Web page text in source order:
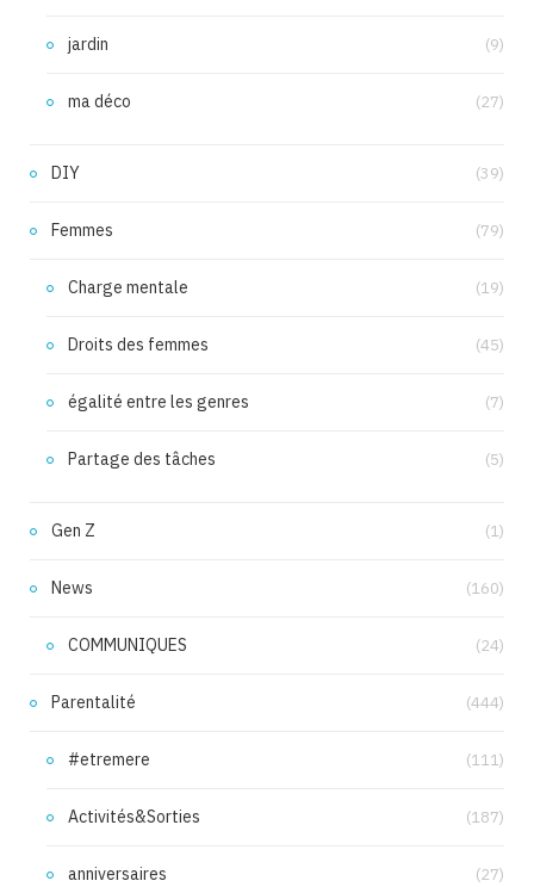
jardin (9)
ma déco (27)
DIY (39)
Femmes (79)
Charge mentale (19)
Droits des femmes (45)
égalité entre les genres (7)
Partage des tâches (5)
Gen Z (1)
News (160)
COMMUNIQUES (24)
Parentalité (444)
#etremere (111)
Activités&Sorties (187)
anniversaires (27)